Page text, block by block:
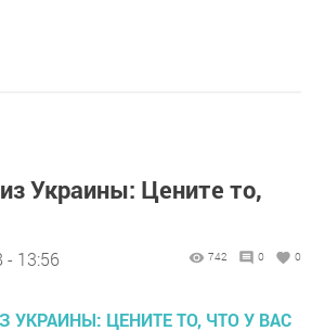
Украины: Цените то,
- 13:56 742 0 0